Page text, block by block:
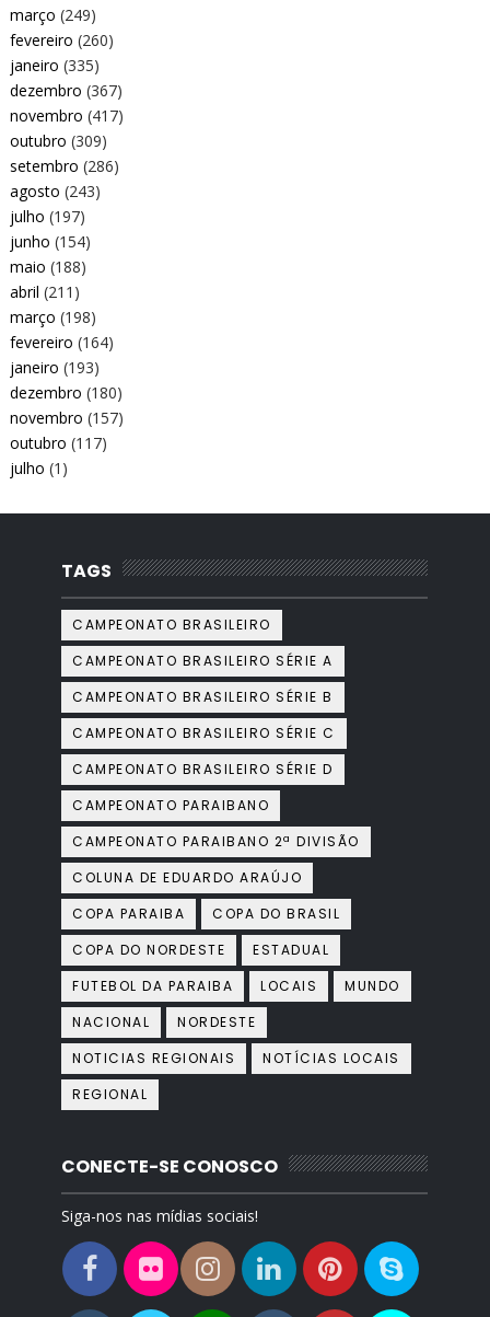
março (249)
fevereiro (260)
janeiro (335)
dezembro (367)
novembro (417)
outubro (309)
setembro (286)
agosto (243)
julho (197)
junho (154)
maio (188)
abril (211)
março (198)
fevereiro (164)
janeiro (193)
dezembro (180)
novembro (157)
outubro (117)
julho (1)
TAGS
CAMPEONATO BRASILEIRO
CAMPEONATO BRASILEIRO SÉRIE A
CAMPEONATO BRASILEIRO SÉRIE B
CAMPEONATO BRASILEIRO SÉRIE C
CAMPEONATO BRASILEIRO SÉRIE D
CAMPEONATO PARAIBANO
CAMPEONATO PARAIBANO 2ª DIVISÃO
COLUNA DE EDUARDO ARAÚJO
COPA PARAIBA
COPA DO BRASIL
COPA DO NORDESTE
ESTADUAL
FUTEBOL DA PARAIBA
LOCAIS
MUNDO
NACIONAL
NORDESTE
NOTICIAS REGIONAIS
NOTÍCIAS LOCAIS
REGIONAL
CONECTE-SE CONOSCO
Siga-nos nas mídias sociais!